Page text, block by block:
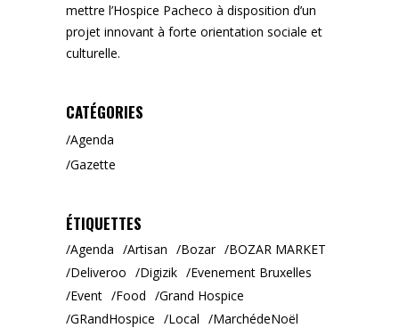
mettre l’Hospice Pacheco à disposition d’un
projet innovant à forte orientation sociale et
culturelle.
CATÉGORIES
Agenda
Gazette
ÉTIQUETTES
Agenda Artisan Bozar
BOZAR MARKET
Deliveroo
Digizik
Evenement Bruxelles
Event
Food
Grand Hospice
GRandHospice
Local
MarchédeNoël